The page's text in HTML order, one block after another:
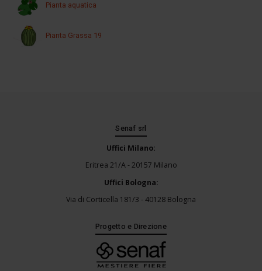
Pianta aquatica
Pianta Grassa 19
Senaf srl
Uffici Milano:
Eritrea 21/A - 20157 Milano
Uffici Bologna:
Via di Corticella 181/3 - 40128 Bologna
Progetto e Direzione